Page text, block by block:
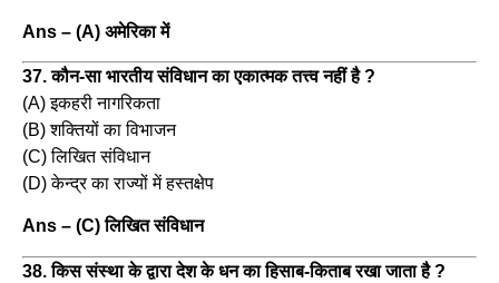
Ans – (A) अमेरिका में
37. कौन-सा भारतीय संविधान का एकात्मक तत्त्व नहीं है ?
(A) इकहरी नागरिकता
(B) शक्तियों का विभाजन
(C) लिखित संविधान
(D) केन्द्र का राज्यों में हस्तक्षेप
Ans – (C) लिखित संविधान
38. किस संस्था के द्वारा देश के धन का हिसाब-किताब रखा जाता है ?